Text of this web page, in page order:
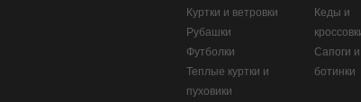
Куртки и ветровки
Рубашки
Футболки
Теплые куртки и
пуховики
Кеды и
Сапоги и
ботинки